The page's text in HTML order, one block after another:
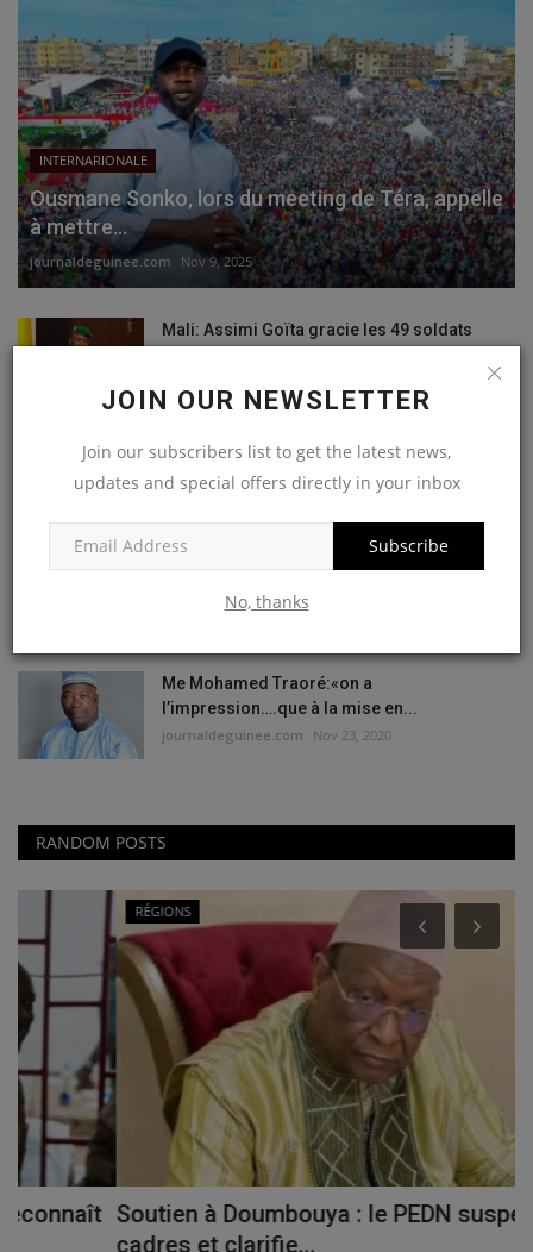
JOIN OUR NEWSLETTER
Join our subscribers list to get the latest news,
updates and special offers directly in your inbox
Subscribe
No, thanks
INTERNARIONALE
Ousmane Sonko, lors du meeting de Téra, appelle
à mettre...
journaldeguinee.com Nov 9, 2025
Mali: Assimi Goïta gracie les 49 soldats
Armée : après l’Ecole d’Etat major initié sous
Alpha Condé,...
Me Mohamed Traoré:«on a
l’impression….que à la mise en...
journaldeguinee.com Nov 23, 2020
RANDOM POSTS
Soutien à Doumbouya : le PEDN suspend des
cadres et clarifie...